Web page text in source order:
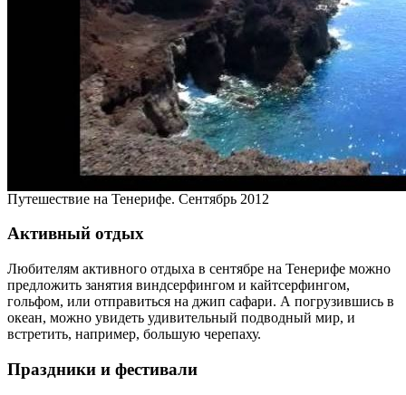
Путешествие на Тенерифе. Сентябрь 2012
Активный отдых
Любителям активного отдыха в сентябре на Тенерифе можно
предложить занятия виндсерфингом и кайтсерфингом,
гольфом, или отправиться на джип сафари. А погрузившись в
океан, можно увидеть удивительный подводный мир, и
встретить, например, большую черепаху.
Праздники и фестивали